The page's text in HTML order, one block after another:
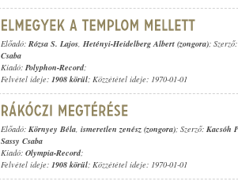
Előadó: Rózsa S. Lajos, Hetényi-Heidelberg Albert (zongora);
Csaba
Kiadó: Polyphon-Record;
Felvétel ideje: 1908 körül; Közzététel ideje: 1970-01-01
Előadó: Környey Béla, ismeretlen zenész (zongora); Szerző: Kacsóh
Sassy Csaba
Kiadó: Olympia-Record;
Felvétel ideje: 1908 körül; Közzététel ideje: 1970-01-01